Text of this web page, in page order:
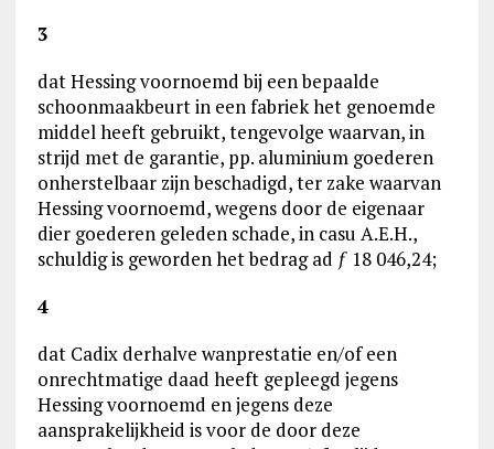
3
dat Hessing voornoemd bij een bepaalde
schoonmaakbeurt in een fabriek het genoemde
middel heeft gebruikt, tengevolge waarvan, in
strijd met de garantie, pp. aluminium goederen
onherstelbaar zijn beschadigd, ter zake waarvan
Hessing voornoemd, wegens door de eigenaar
dier goederen geleden schade, in casu A.E.H.,
schuldig is geworden het bedrag ad ƒ 18 046,24;
4
dat Cadix derhalve wanprestatie en/of een
onrechtmatige daad heeft gepleegd jegens
Hessing voornoemd en jegens deze
aansprakelijkheid is voor de door deze